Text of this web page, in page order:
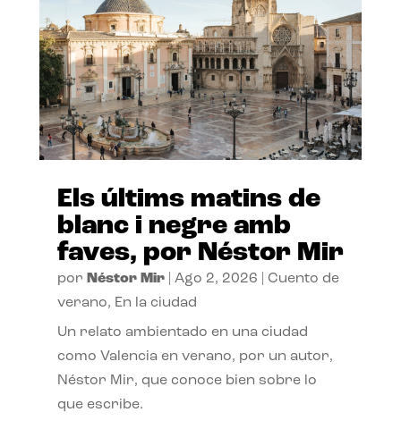
Els últims matins de
blanc i negre amb
faves, por Néstor Mir
por Néstor Mir| Ago 2, 2026
Cuento de
verano, En la ciudad
Un relato ambientado en una ciudad
como Valencia en verano, por un autor,
Néstor Mir, que conoce bien sobre lo
que escribe.